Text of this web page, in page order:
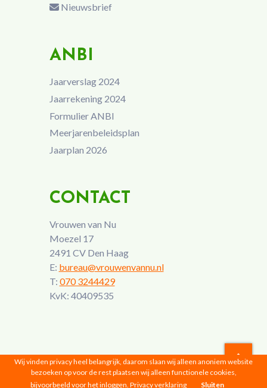
Nieuwsbrief
ANBI
Jaarverslag 2024
Jaarrekening 2024
Formulier ANBI
Meerjarenbeleidsplan
Jaarplan 2026
CONTACT
Vrouwen van Nu
Moezel 17
2491 CV Den Haag
E: bureau@vrouwenvannu.nl
T: 070 3244429
KvK: 40409535
Vrouwen van Nu © 2026 |Privacyverklaring
Wij vinden privacy heel belangrijk, daarom slaan wij alleen anoniem website
bezoeken op voor de rest plaatsen wij alleen functionele cookies,
bijvoorbeeld voor het inloggen. Privacy verklaring Sluiten